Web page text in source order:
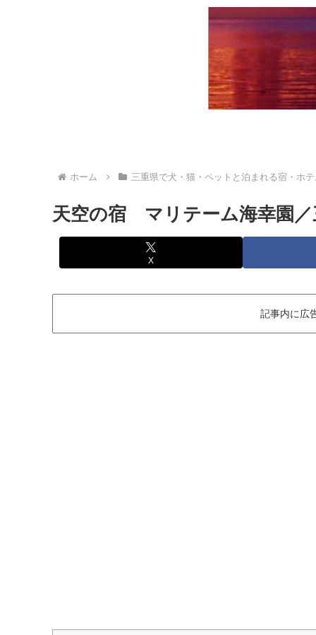
ホーム 三重県で犬・猫・ペットと泊まれる宿・ホ
天空の宿 マリテーム海幸園／
X
記事内に広